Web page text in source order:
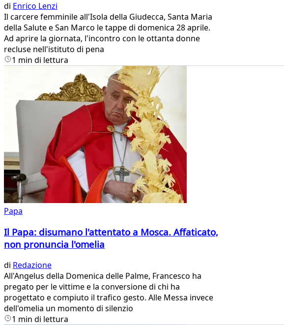
di Enrico Lenzi
Il carcere femminile all'Isola della Giudecca, Santa Maria
della Salute e San Marco le tappe di domenica 28 aprile.
Ad aprire la giornata, l'incontro con le ottanta donne
recluse nell'istituto di pena
1 min di lettura
Papa
Il Papa: disumano l'attentato a Mosca. Affaticato,
non pronuncia l'omelia
di Redazione
All'Angelus della Domenica delle Palme, Francesco ha
pregato per le vittime e la conversione di chi ha
progettato e compiuto il trafico gesto. Alle Messa invece
dell'omelia un momento di silenzio
1 min di lettura